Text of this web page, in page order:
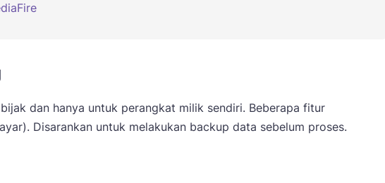
dan hanya untuk perangkat milik sendiri. Beberapa fitur
Disarankan untuk melakukan backup data sebelum proses.